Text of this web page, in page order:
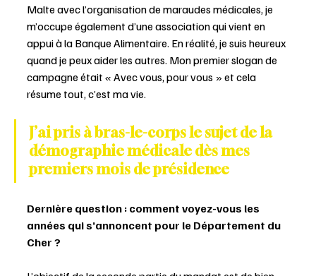
Malte avec l’organisation de maraudes médicales, je
m’occupe également d’une association qui vient en
appui à la Banque Alimentaire. En réalité, je suis heureux
quand je peux aider les autres. Mon premier slogan de
campagne était « Avec vous, pour vous » et cela
résume tout, c’est ma vie.
J’ai pris à bras-le-corps le sujet de la
démographie médicale dès mes
premiers mois de présidence
Dernière question : comment voyez-vous les
années qui s’annoncent pour le Département du
Cher ?